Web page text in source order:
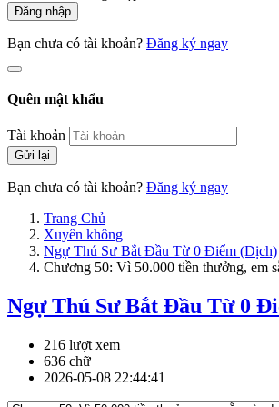
Đăng nhập
Bạn chưa có tài khoản? Đăng ký ngay
Quên mật khẩu
Tài khoản
Gửi lại
Bạn chưa có tài khoản? Đăng ký ngay
Trang Chủ
Xuyên không
Ngự Thú Sư Bắt Đầu Từ 0 Điểm (Dịch)
Chương 50: Vì 50.000 tiền thưởng, em
Ngự Thú Sư Bắt Đầu Từ 0
216 lượt xem
636 chữ
2026-05-08 22:44:41